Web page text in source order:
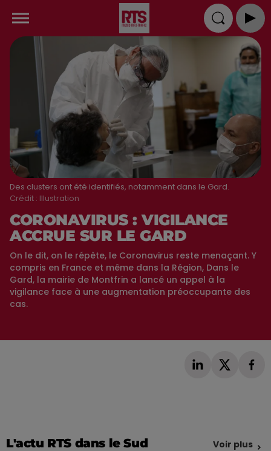
Des clusters ont été identifiés, notamment dans le Gard.
Crédit : Illustration
CORONAVIRUS : VIGILANCE
ACCRUE SUR LE GARD
On le dit, on le répète, le Coronavirus reste menaçant. Y
compris en France et même dans la Région, Dans le
Gard, la mairie de Montfrin a lancé un appel à la
vigilance face à une augmentation préoccupante des
cas.
L'actu RTS dans le Sud Voir plus